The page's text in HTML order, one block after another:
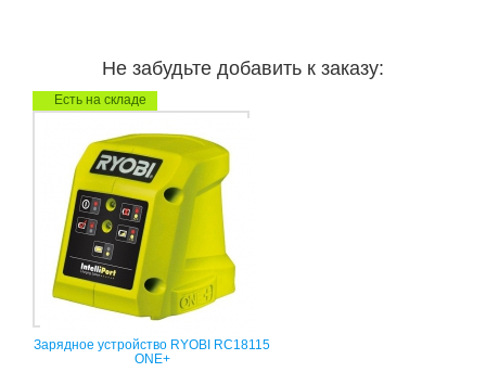
Не забудьте добавить к заказу:
Есть на складе
Зарядное устройство RYOBI RC18115
ONE+